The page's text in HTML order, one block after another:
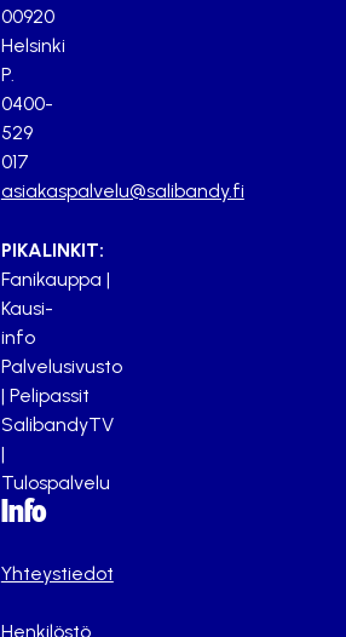
00920
Helsinki
P.
0400-
529
017
asiakaspalvelu@salibandy.fi
PIKALINKIT:
Fanikauppa |
Kausi-
info
Palvelusivusto
| Pelipassit
SalibandyTV
|
Tulospalvelu
Info
Yhteystiedot
Henkilöstö